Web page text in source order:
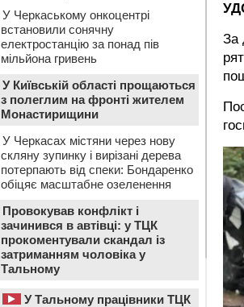
За
У Черкаському онкоцентрі
встановили сонячну
електростанцію за понад пів
мільйона гривень
У Київській області прощаються
з полеглим на фронті жителем
Монастирищини
У Черкасах містяни через нову
скляну зупинку і вирізані дерева
потерпають від спеки: Бондаренко
обіцяє масштабне озеленення
Провокував конфлікт і
зачинився в автівці: у ТЦК
прокоментували скандал із
затриманням чоловіка у
Тальному
У Тальному працівники ТЦК